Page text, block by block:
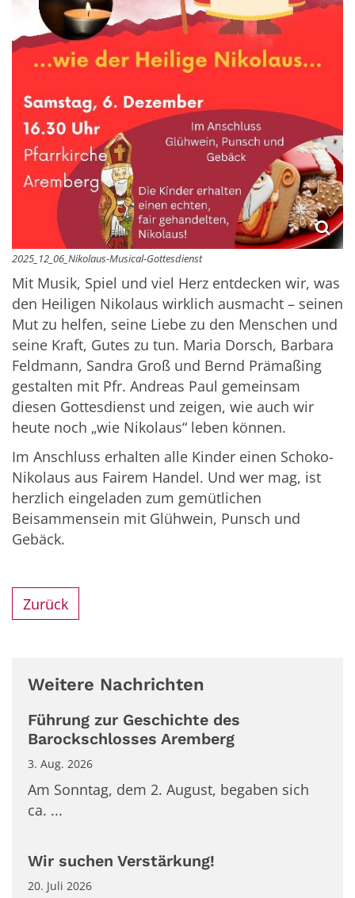
2025_12_06_Nikolaus-Musical-Gottesdienst
Mit Musik, Spiel und viel Herz entdecken wir, was
den Heiligen Nikolaus wirklich ausmacht – seinen
Mut zu helfen, seine Liebe zu den Menschen und
seine Kraft, Gutes zu tun. Maria Dorsch, Barbara
Feldmann, Sandra Groß und Bernd Prämaßing
gestalten mit Pfr. Andreas Paul gemeinsam
diesen Gottesdienst und zeigen, wie auch wir
heute noch „wie Nikolaus“ leben können.
Im Anschluss erhalten alle Kinder einen Schoko-
Nikolaus aus Fairem Handel. Und wer mag, ist
herzlich eingeladen zum gemütlichen
Beisammensein mit Glühwein, Punsch und
Gebäck.
Zurück
Weitere Nachrichten
Führung zur Geschichte des
Barockschlosses Aremberg
3. Aug. 2026
Am Sonntag, dem 2. August, begaben sich
ca. ...
Wir suchen Verstärkung!
20. Juli 2026